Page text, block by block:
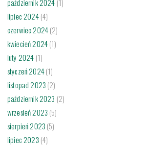
październik 2024 (1)
lipiec 2024(4)
czerwiec 2024(2)
kwiecień 2024(1)
luty 2024 (1)
styczeń 2024(1)
listopad 2023 (2)
październik 2023 (2)
wrzesień 2023 (5)
sierpień 2023 (5)
lipiec 2023 (4)